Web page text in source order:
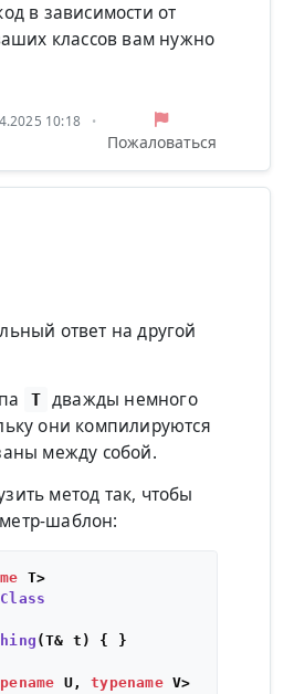
в зависимости от
классов вам нужно
10:18 •
Пожаловаться
ответ на другой
T дважды немного
они компилируются
между собой.
метод так, чтобы
шаблон:
(T& t) { }
U, typename V>